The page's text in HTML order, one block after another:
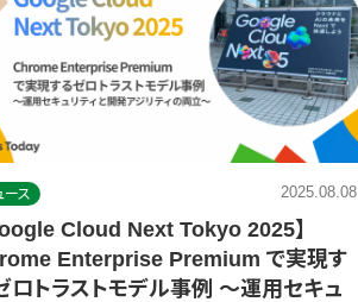
ース 2025.08.08
Cloud Next Tokyo 2025】
Enterprise Premium で実現す
ロトラストモデル事例 ～運用セキュ